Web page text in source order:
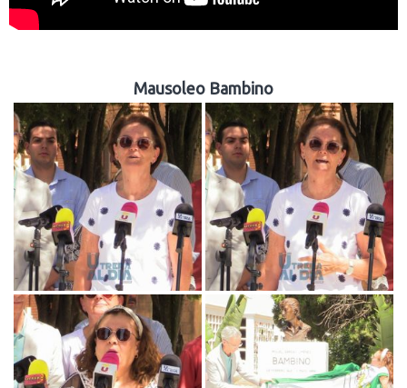
Mausoleo Bambino